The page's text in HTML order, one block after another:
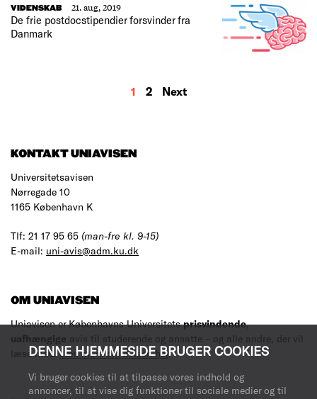
DENNE HJEMMESIDE BRUGER COOKIES
Vi bruger cookies til at tilpasse vores indhold og
annoncer, til at vise dig funktioner til sociale medier og til
VIDENSKAB
21. aug, 2019
De frie postdocstipendier forsvinder fra
Danmark
1 2 Next
KONTAKT UNIAVISEN
Universitetsavisen
Nørregade 10
1165 København K
Tlf: 21 17 95 65 (man-fre kl. 9-15)
E-mail: uni-avis@adm.ku.dk
OM UNIAVISEN
Uniavisen er Københavns Universitetsprisvindende,
uafhængige avis til studerende og ansatte – og alle andre, der vil
læse med.Læs mere om avisen her.